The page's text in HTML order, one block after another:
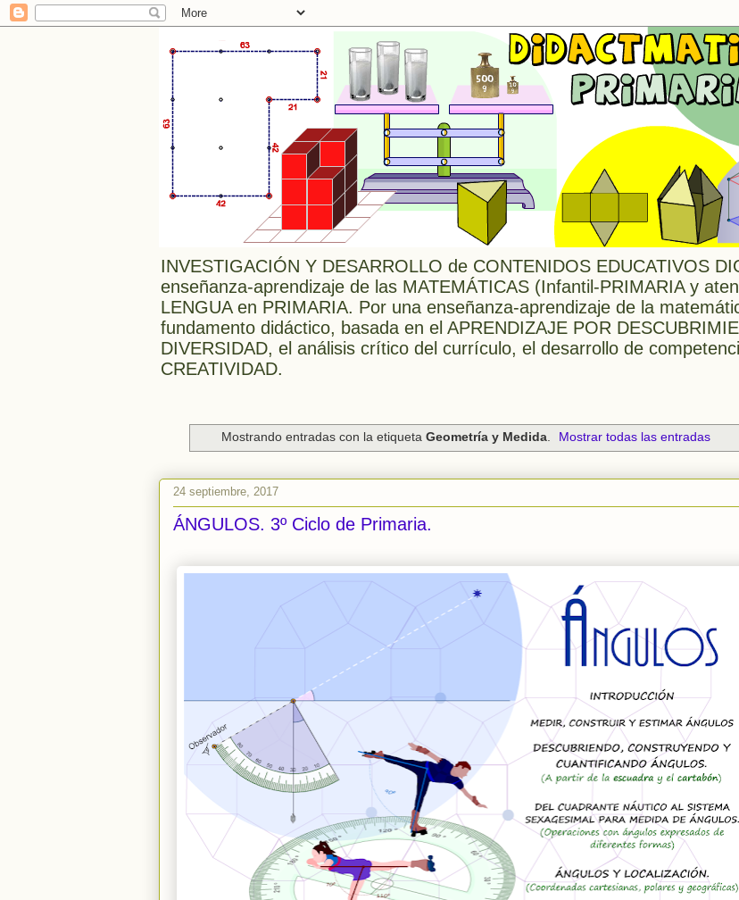
INVESTIGACIÓN Y DESARROLLO de CONTENIDOS EDUCATIVOS
enseñanza-aprendizaje de las MATEMÁTICAS (Infantil-PRIMARIA y
LENGUA en PRIMARIA. Por una enseñanza-aprendizaje de la
fundamento didáctico, basada en el APRENDIZAJE POR
DIVERSIDAD, el análisis crítico del currículo, el desarrollo de
CREATIVIDAD.
Mostrando entradas con la etiqueta Geometría y Medida. Mostrar todas las entradas
24 septiembre, 2017
ÁNGULOS. 3º Ciclo de Primaria.